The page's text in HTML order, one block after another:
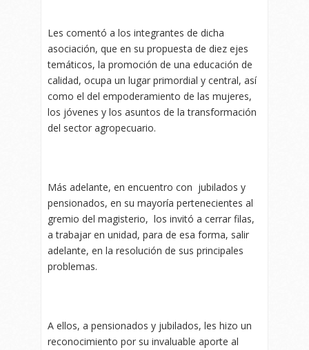
Les comentó a los integrantes de dicha
asociación, que en su propuesta de diez ejes
temáticos, la promoción de una educación de
calidad, ocupa un lugar primordial y central, así
como el del empoderamiento de las mujeres,
los jóvenes y los asuntos de la transformación
del sector agropecuario.
Más adelante, en encuentro con jubilados y
pensionados, en su mayoría pertenecientes al
gremio del magisterio, los invitó a cerrar filas,
a trabajar en unidad, para de esa forma, salir
adelante, en la resolución de sus principales
problemas.
A ellos, a pensionados y jubilados, les hizo un
reconocimiento por su invaluable aporte al